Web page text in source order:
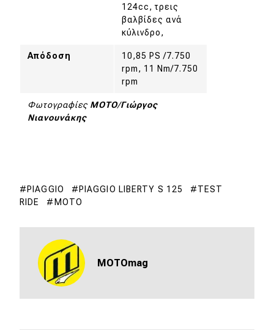
124cc, τρεις
βαλβίδες ανά
κύλινδρο,
Απόδοση
10,85 PS /7.750
rpm, 11 Nm/7.750
rpm
Φωτογραφίες MOTO/Γιώργος
Νιανουνάκης
PIAGGIO PIAGGIO LIBERTY S 125
TEST
RIDE
MOTO
MOTOmag